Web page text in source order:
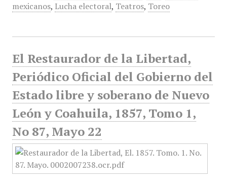
mexicanos, Lucha electoral, Teatros, Toreo
El Restaurador de la Libertad,
Periódico Oficial del Gobierno del
Estado libre y soberano de Nuevo
León y Coahuila, 1857, Tomo 1,
No 87, Mayo 22